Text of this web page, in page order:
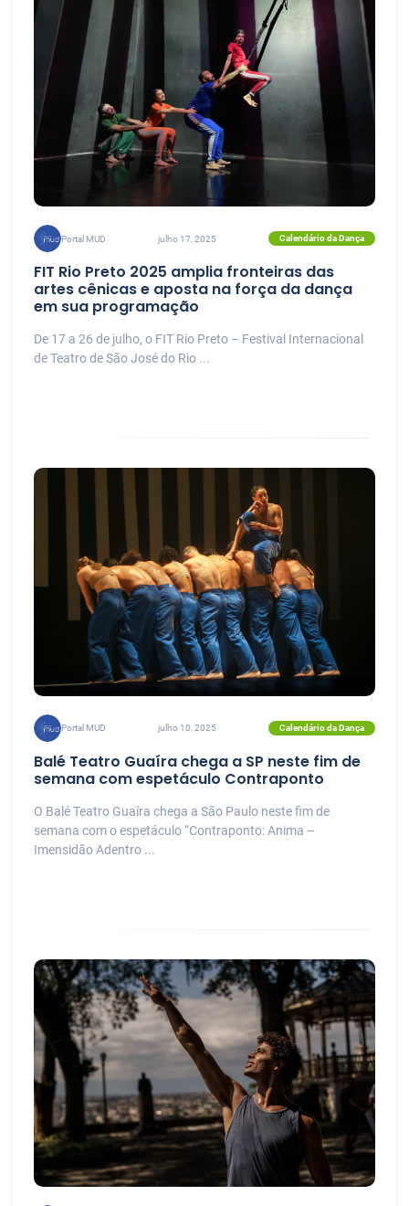
Portal MUD julho 17, 2025 Calendário da Dança
FIT Rio Preto 2025 amplia fronteiras das
artes cênicas e aposta na força da dança
em sua programação
De 17 a 26 de julho, o FIT Rio Preto – Festival Internacional
de Teatro de São José do Rio ...
Portal MUD julho 10, 2025 Calendário da Dança
Balé Teatro Guaíra chega a SP neste fim de
semana com espetáculo Contraponto
O Balé Teatro Guaíra chega a São Paulo neste fim de
semana com o espetáculo “Contraponto: Anima –
Imensidão Adentro ...